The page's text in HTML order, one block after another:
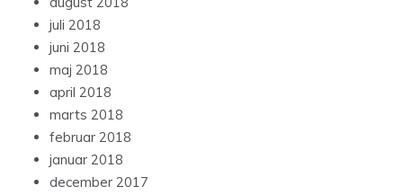
juli 2018
juni 2018
maj 2018
april 2018
marts 2018
februar 2018
januar 2018
december 2017